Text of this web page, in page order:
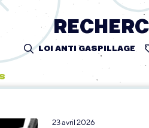
LOI ANTI GASPILLAGE
23 avril 2026